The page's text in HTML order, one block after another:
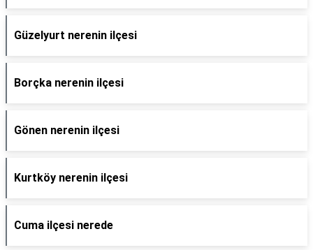
Güzelyurt nerenin ilçesi
Borçka nerenin ilçesi
Gönen nerenin ilçesi
Kurtköy nerenin ilçesi
Cuma ilçesi nerede